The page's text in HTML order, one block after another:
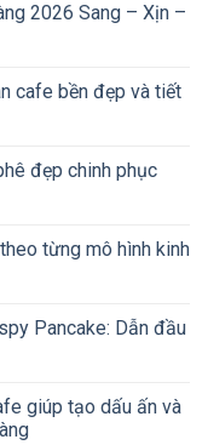
2026 Sang – Xịn –
cafe bền đẹp và tiết
đẹp chinh phục
từng mô hình kinh
Pancake: Dẫn đầu
giúp tạo dấu ấn và